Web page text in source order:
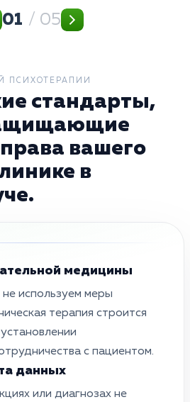
01 / 05
ПСИХОТЕРАПИИ
стандарты,
вашего
в
медицины
используем меры
терапия строится
с пациентом.
данных
или диагнозах не